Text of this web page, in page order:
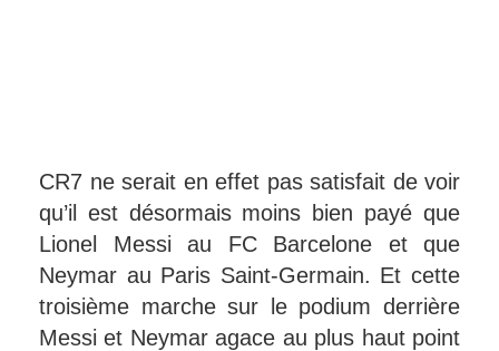
CR7 ne serait en effet pas satisfait de voir
qu’il est désormais moins bien payé que
Lionel Messi au FC Barcelone et que
Neymar au Paris Saint-Germain. Et cette
troisième marche sur le podium derrière
Messi et Neymar agace au plus haut point